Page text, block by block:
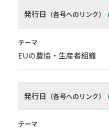
発行日 （各号へのリンク）
テーマ
EUの農協・生産者組織
発行日 （各号へのリンク）
テーマ